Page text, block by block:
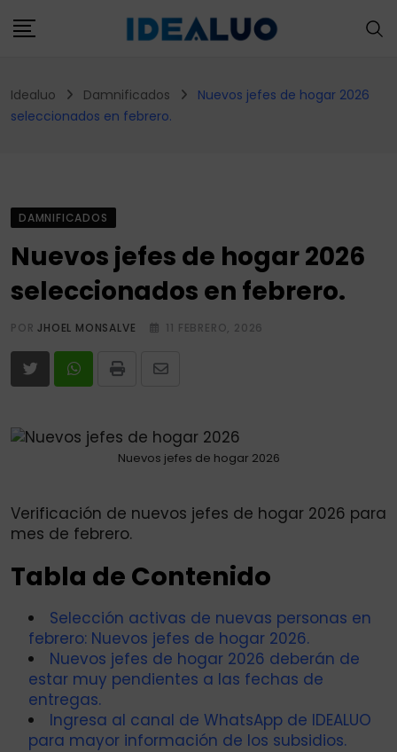
to
Idealuo Damnificados
Nuevos jefes de hogar 2026
seleccionados en febrero.
DAMNIFICADOS
Nuevos jefes de hogar 2026
seleccionados en febrero.
PORJHOEL MONSALVE 11 FEBRERO, 2026
Print
Share
Nuevos jefes de hogar 2026
Verificación de nuevos jefes de hogar 2026 para
mes de febrero.
Tabla de Contenido
Selección activas de nuevas personas en
febrero: Nuevos jefes de hogar 2026.
Nuevos jefes de hogar 2026 deberán de
estar muy pendientes a las fechas de
entregas.
Ingresa al canal de WhatsApp de IDEALUO
para mayor información de los subsidios.